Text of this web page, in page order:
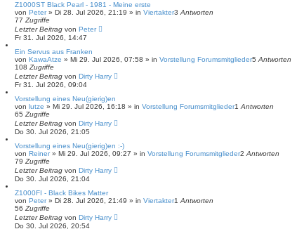
Z1000ST Black Pearl - 1981 - Meine erste
von Peter» Di 28. Jul 2026, 21:19 » in Viertakter3 Antworten
77 Zugriffe
Letzter Beitrag von Peter
Fr 31. Jul 2026, 14:47
Ein Servus aus Franken
von KawaAtze » Mi 29. Jul 2026, 07:58 » in Vorstellung Forumsmitglieder5 Antworten
108 Zugriffe
Letzter Beitrag von Dirty Harry
Fr 31. Jul 2026, 09:04
Vorstellung eines Neu(gierig)en
von lutze » Mi 29. Jul 2026, 16:18 » in Vorstellung Forumsmitglieder1 Antworten
65 Zugriffe
Letzter Beitrag von Dirty Harry
Do 30. Jul 2026, 21:05
Vorstellung eines Neu(gierig)en :-)
von Reiner» Mi 29. Jul 2026, 09:27 » in Vorstellung Forumsmitglieder2 Antworten
79 Zugriffe
Letzter Beitrag von Dirty Harry
Do 30. Jul 2026, 21:04
Z1000FI - Black Bikes Matter
von Peter» Di 28. Jul 2026, 21:49 » in Viertakter1 Antworten
56 Zugriffe
Letzter Beitrag von Dirty Harry
Do 30. Jul 2026, 20:54